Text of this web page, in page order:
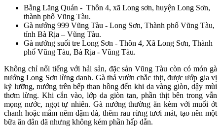
Bằng Lăng Quán - Thôn 4, xã Long sơn, huyện Long Sơn,
thành phố Vũng Tàu.
Gà nướng 999 Vũng Tàu - Long Sơn, Thành phố Vũng Tàu,
tỉnh Bà Rịa – Vũng Tàu.
Gà nướng suối tre Long Sơn - Thôn 4, Xã Long Sơn, Thành
phố Vũng Tàu, Bà Rịa - Vũng Tàu.
Không chỉ nổi tiếng với hải sản, đặc sản Vũng Tàu còn có món gà
nướng Long Sơn lừng danh. Gà thả vườn chắc thịt, được ướp gia vị
kỹ lưỡng, nướng trên bếp than hồng đến khi da vàng giòn, dậy mùi
thơm lừng. Khi cắn vào, lớp da giòn tan, phần thịt bên trong vẫn
mọng nước, ngọt tự nhiên. Gà nướng thường ăn kèm với muối ớt
chanh hoặc mắm nêm đậm đà, thêm rau rừng tươi mát, tạo nên một
bữa ăn dân dã nhưng không kém phần hấp dẫn.